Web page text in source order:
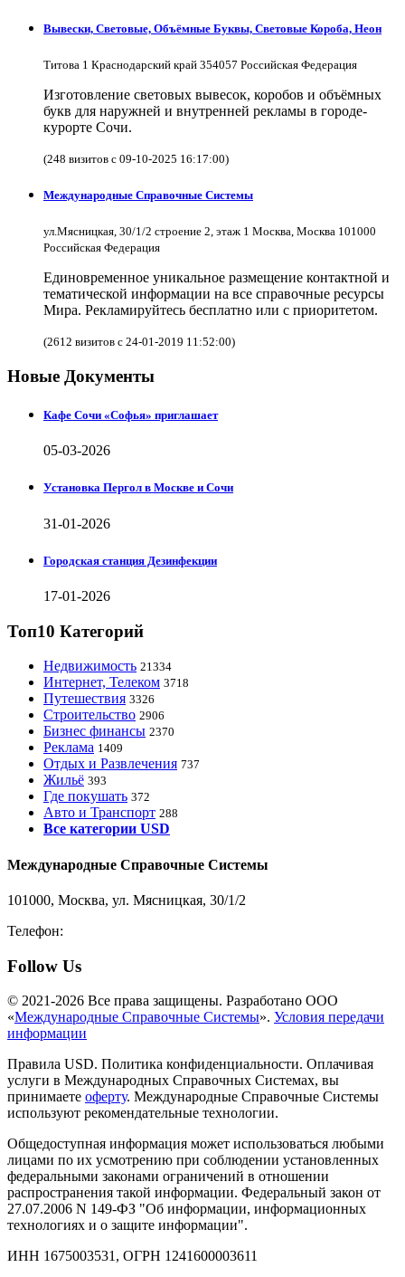
Вывески, Световые, Объёмные Буквы, Световые Короба, Неон
Титова 1 Краснодарский край 354057 Российская Федерация
Изготовление световых вывесок, коробов и объёмных
букв для наружней и внутренней рекламы в городе-
курорте Сочи.
(248 визитов с 09-10-2025 16:17:00)
Международные Справочные Системы
ул.Мясницкая, 30/1/2 строение 2, этаж 1 Москва, Москва 101000
Российская Федерация
Единовременное уникальное размещение контактной и
тематической информации на все справочные ресурсы
Мира. Рекламируйтесь бесплатно или с приоритетом.
(2612 визитов с 24-01-2019 11:52:00)
Новые Документы
Кафе Сочи «Софья» приглашает
05-03-2026
Установка Пергол в Москве и Сочи
31-01-2026
Городская станция Дезинфекции
17-01-2026
Топ10 Категорий
Недвижимость 21334
Интернет, Телеком 3718
Путешествия 3326
Строительство 2906
Бизнес финансы 2370
Реклама 1409
Отдых и Развлечения 737
Жильё 393
Где покушать 372
Авто и Транспорт 288
Все категории USD
Международные Справочные Системы
101000, Москва, ул. Мясницкая, 30/1/2
Телефон:
Follow Us
© 2021-2026 Все права защищены. Разработано ООО
«Международные Справочные Системы». Условия передачи
информации
Правила USD. Политика конфиденциальности. Оплачивая
услуги в Международных Справочных Системах, вы
принимаете оферту. Международные Справочные Системы
используют рекомендательные технологии.
Общедоступная информация может использоваться любыми
лицами по их усмотрению при соблюдении установленных
федеральными законами ограничений в отношении
распространения такой информации. Федеральный закон от
27.07.2006 N 149-ФЗ "Об информации, информационных
технологиях и о защите информации".
ИНН 1675003531, ОГРН 1241600003611